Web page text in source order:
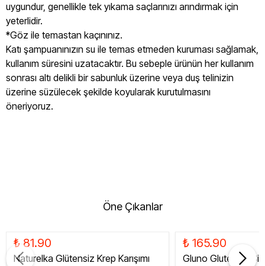
uygundur, genellikle tek yıkama saçlarınızı arındırmak için
yeterlidir.
*Göz ile temastan kaçınınız.
Katı şampuanınızın su ile temas etmeden kuruması sağlamak,
kullanım süresini uzatacaktır. Bu sebeple ürünün her kullanım
sonrası altı delikli bir sabunluk üzerine veya duş telinizin
üzerine süzülecek şekilde koyularak kurutulmasını
öneriyoruz.
Öne Çıkanlar
₺ 81.90
Naturelka Glütensiz Krep Karışımı
₺ 165.90
Gluno Glutensiz